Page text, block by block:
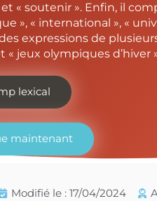
et « soutenir ». Enfin, il
», « international », «
expressions de
« jeux olympiques d’hiver
lexical
maintenant
Modifié le : 17/04/2024